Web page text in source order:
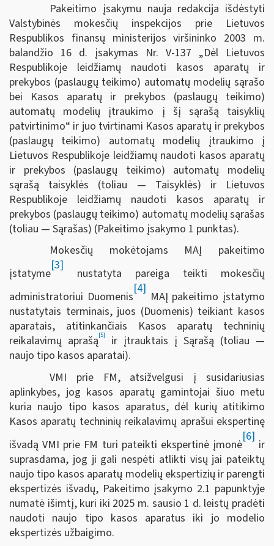
Pakeitimo įsakymu nauja redakcija išdėstyti
Valstybinės mokesčių inspekcijos prie Lietuvos
Respublikos finansų ministerijos viršininko 2003 m.
balandžio 16 d. įsakymas Nr. V-137 „Dėl Lietuvos
Respublikoje leidžiamų naudoti kasos aparatų ir
prekybos (paslaugų teikimo) automatų modelių sąrašo
bei Kasos aparatų ir prekybos (paslaugų teikimo)
automatų modelių įtraukimo į šį sąrašą taisyklių
patvirtinimo“ ir juo tvirtinami Kasos aparatų ir prekybos
(paslaugų teikimo) automatų modelių įtraukimo į
Lietuvos Respublikoje leidžiamų naudoti kasos aparatų
ir prekybos (paslaugų teikimo) automatų modelių
sąrašą taisyklės (toliau — Taisyklės) ir Lietuvos
Respublikoje leidžiamų naudoti kasos aparatų ir
prekybos (paslaugų teikimo) automatų modelių sąrašas
(toliau — Sąrašas) (Pakeitimo įsakymo 1 punktas).
Mokesčių mokėtojams MAĮ pakeitimo
įstatyme
[3]
nustatyta pareiga teikti mokesčių
administratoriui Duomenis
[4]
MAĮ pakeitimo įstatymo
nustatytais terminais, juos (Duomenis) teikiant kasos
aparatais, atitinkančiais Kasos aparatų techninių
reikalavimų aprašą[5]
ir įtrauktais į Sąrašą (toliau —
naujo tipo kasos aparatai).
VMI prie FM, atsižvelgusi į susidariusias
aplinkybes, jog kasos aparatų gamintojai šiuo metu
kuria naujo tipo kasos aparatus, dėl kurių atitikimo
Kasos aparatų techninių reikalavimų aprašui ekspertinę
išvadą VMI prie FM turi pateikti ekspertinė įmonė
[6]
ir
suprasdama, jog ji gali nespėti atlikti visų jai pateiktų
naujo tipo kasos aparatų modelių ekspertizių ir parengti
ekspertizės išvadų, Pakeitimo įsakymo 2.1 papunktyje
numatė išimtį, kuri iki 2025 m. sausio 1 d. leistų pradėti
naudoti naujo tipo kasos aparatus iki jo modelio
ekspertizės užbaigimo.